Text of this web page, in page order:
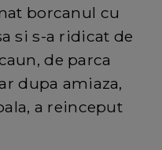
borcanul cu
si s-a ridicat de
de parca
dupa amiaza,
a reinceput